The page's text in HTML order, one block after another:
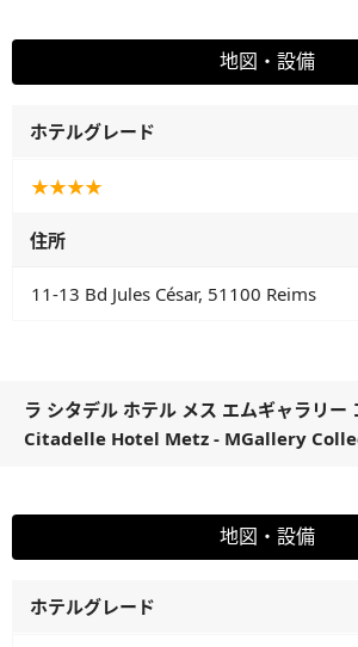
地図・設備
ホテルグレード
★★★★
住所
11-13 Bd Jules César, 51100 Reims
ラ シタデル ホテル メス エムギャラリー
Citadelle Hotel Metz - MGallery
地図・設備
ホテルグレード